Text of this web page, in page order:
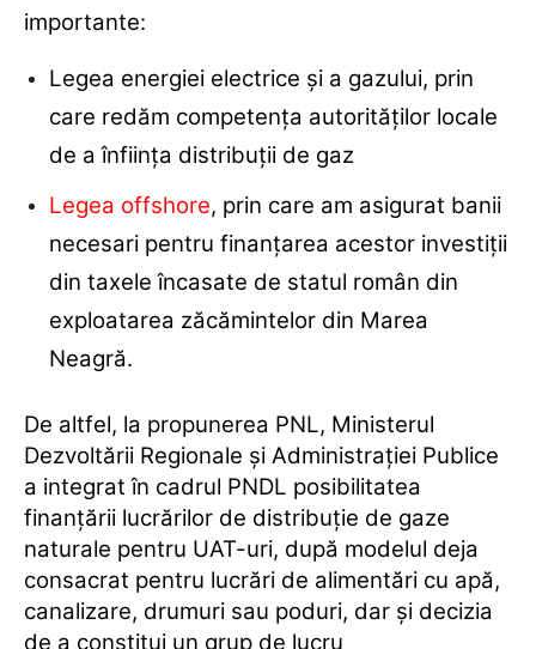
importante:
Legea energiei electrice şi a gazului, prin
care redăm competenţa autorităţilor locale
de a înfiinţa distribuţii de gaz
Legea offshore, prin care am asigurat banii
necesari pentru finanţarea acestor investiţii
din taxele încasate de statul român din
exploatarea zăcămintelor din Marea
Neagră.
De altfel, la propunerea PNL, Ministerul
Dezvoltării Regionale şi Administraţiei Publice
a integrat în cadrul PNDL posibilitatea
finanţării lucrărilor de distribuţie de gaze
naturale pentru UAT-uri, după modelul deja
consacrat pentru lucrări de alimentări cu apă,
canalizare, drumuri sau poduri, dar şi decizia
de a constitui un grup de lucru